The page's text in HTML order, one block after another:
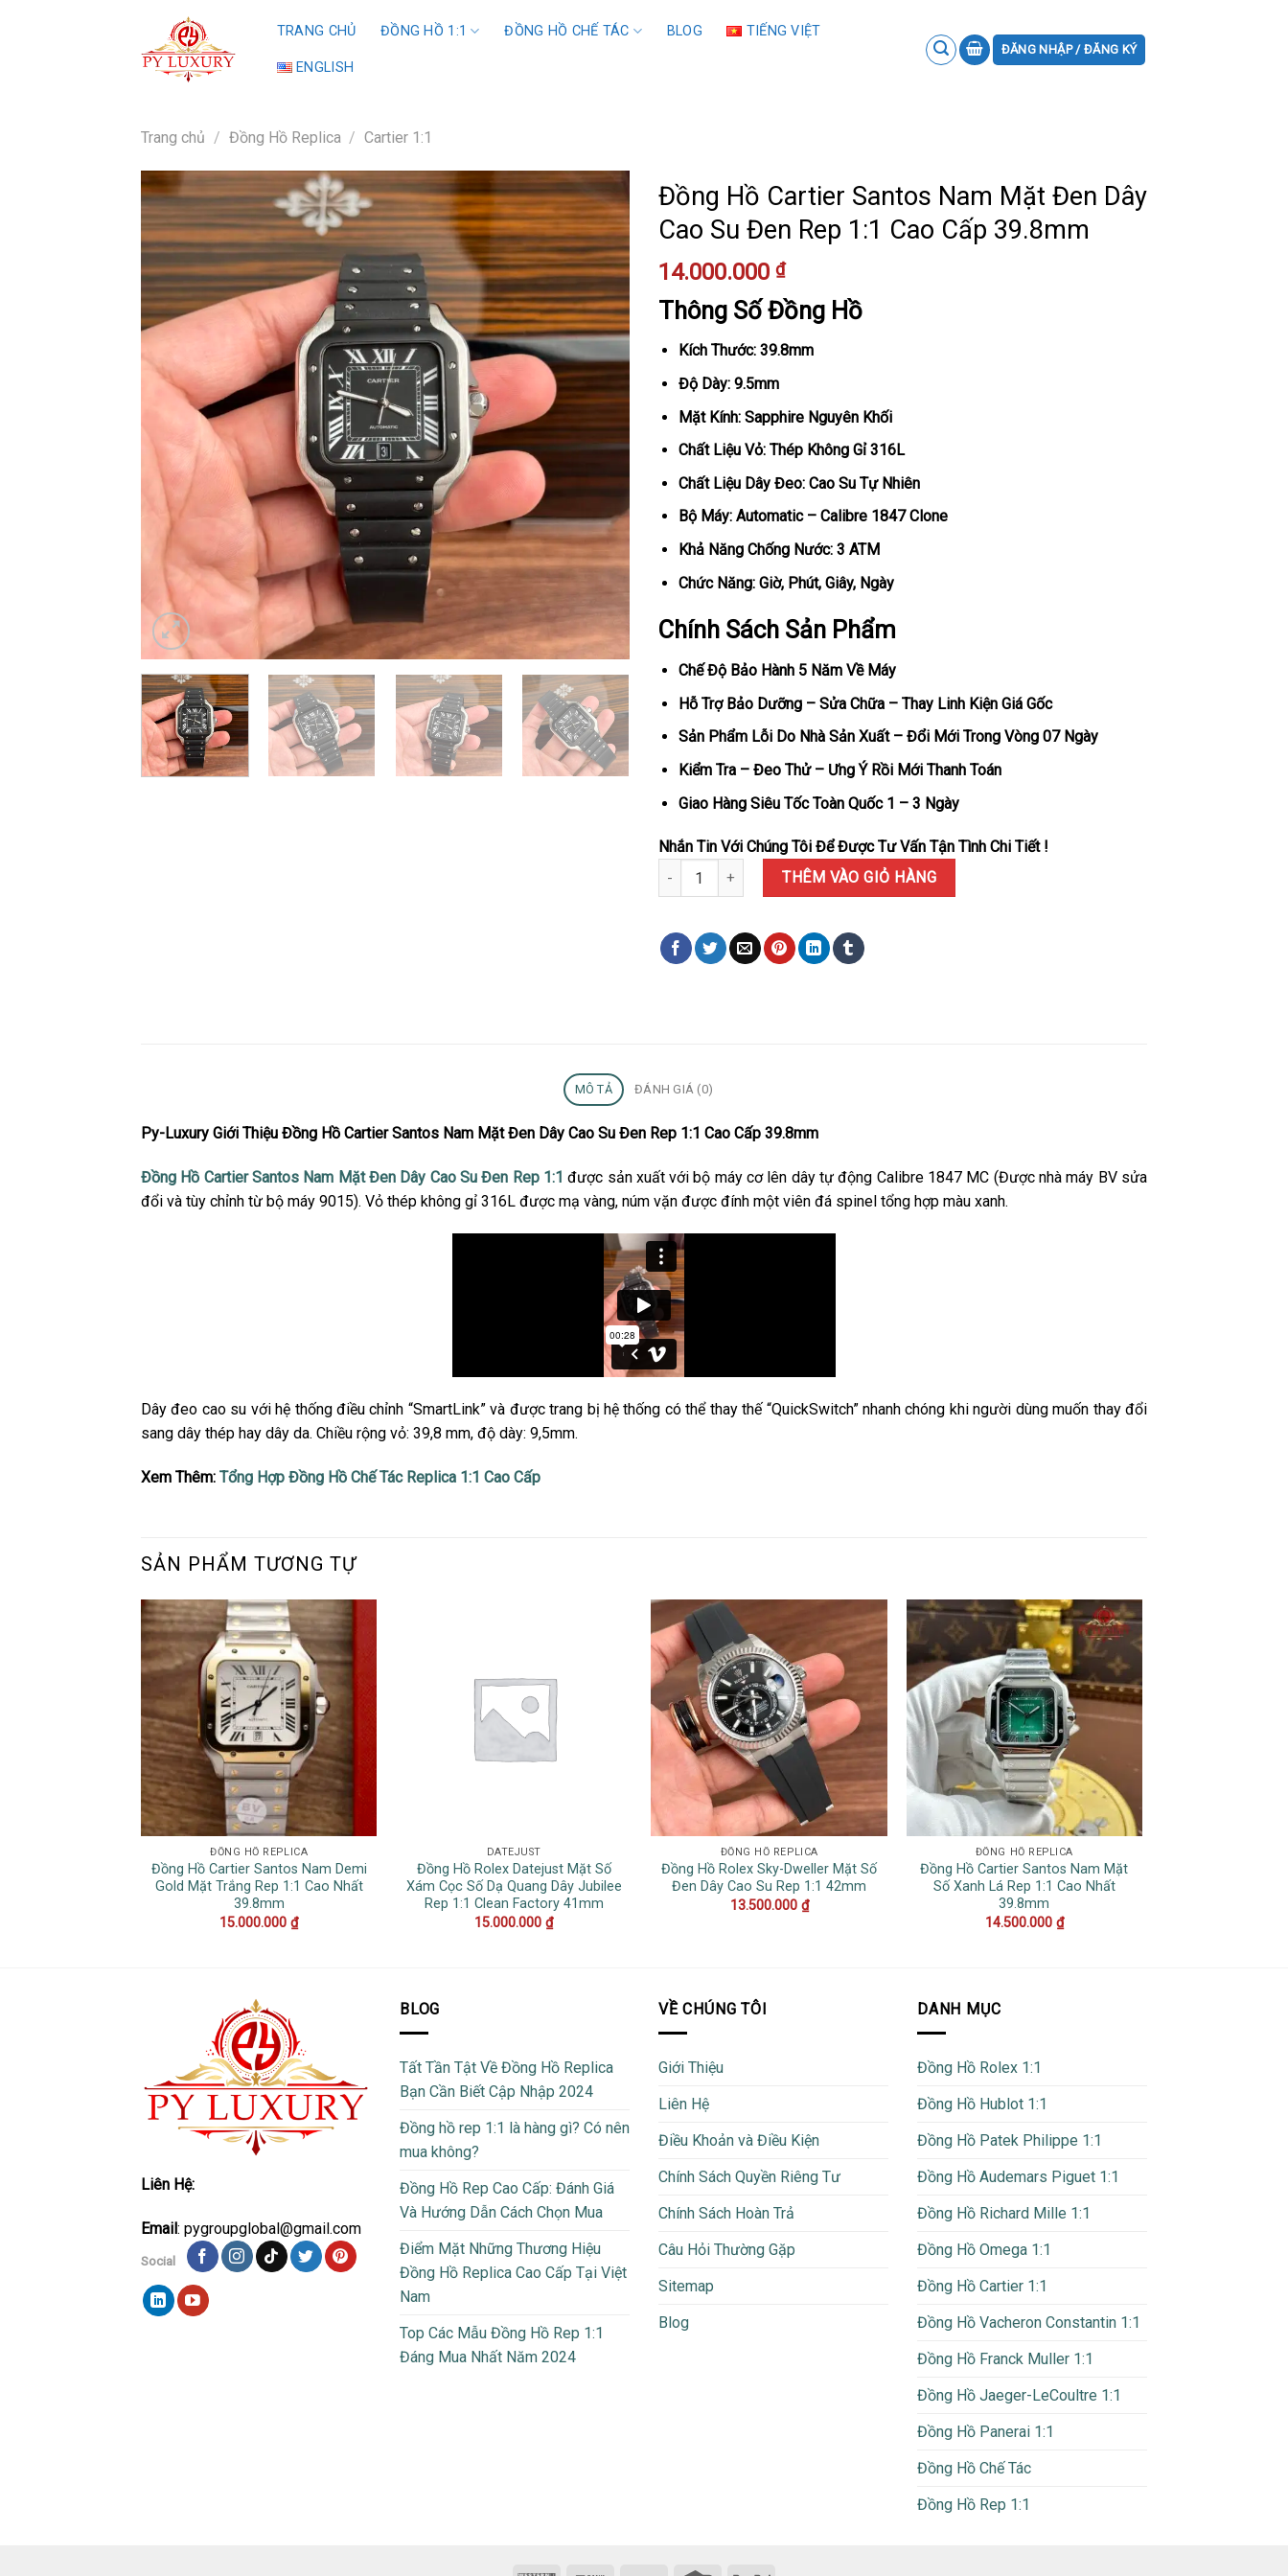
TRANG CHỦ ĐỒNG HỒ 1:1 ĐỒNG HỒ CHẾ TÁC BLOG TIẾNG VIỆT
ENGLISH
ĐĂNG NHẬP / ĐĂNG KÝ
Trang chủ / Đồng Hồ Replica / Cartier 1:1
Đồng Hồ Cartier Santos Nam Mặt Đen Dây
Cao Su Đen Rep 1:1 Cao Cấp 39.8mm
14.000.000 ₫
Thông Số Đồng Hồ
Kích Thước: 39.8mm
Độ Dày: 9.5mm
Mặt Kính: Sapphire Nguyên Khối
Chất Liệu Vỏ: Thép Không Gỉ 316L
Chất Liệu Dây Đeo: Cao Su Tự Nhiên
Bộ Máy: Automatic – Calibre 1847 Clone
Khả Năng Chống Nước: 3 ATM
Chức Năng: Giờ, Phút, Giây, Ngày
Chính Sách Sản Phẩm
Chế Độ Bảo Hành 5 Năm Về Máy
Hỗ Trợ Bảo Dưỡng – Sửa Chữa – Thay Linh Kiện Giá Gốc
Sản Phẩm Lỗi Do Nhà Sản Xuất – Đổi Mới Trong Vòng 07 Ngày
Kiểm Tra – Đeo Thử – Ưng Ý Rồi Mới Thanh Toán
Giao Hàng Siêu Tốc Toàn Quốc 1 – 3 Ngày
Nhắn Tin Với Chúng Tôi Để Được Tư Vấn Tận Tình Chi Tiết !
Đồng Hồ Cartier Santos Nam Mặt Đen Dây Cao Su Đen Rep 1:1 Cao Cấp 39.8mm số lượng
THÊM VÀO GIỎ HÀNG
MÔ TẢ ĐÁNH GIÁ (0)
Py-Luxury Giới Thiệu Đồng Hồ Cartier Santos Nam Mặt Đen Dây Cao Su Đen Rep 1:1 Cao Cấp 39.8mm
Đồng Hồ Cartier Santos Nam Mặt Đen Dây Cao Su Đen Rep 1:1 được sản xuất với bộ máy cơ lên dây tự động Calibre 1847 MC (Được nhà máy BV sửa
đổi và tùy chỉnh từ bộ máy 9015). Vỏ thép không gỉ 316L được mạ vàng, núm vặn được đính một viên đá spinel tổng hợp màu xanh.
Dây đeo cao su với hệ thống điều chỉnh “SmartLink” và được trang bị hệ thống có thể thay thế “QuickSwitch” nhanh chóng khi người dùng muốn thay đổi
sang dây thép hay dây da. Chiều rộng vỏ: 39,8 mm, độ dày: 9,5mm.
Xem Thêm: Tổng Hợp Đồng Hồ Chế Tác Replica 1:1 Cao Cấp
SẢN PHẨM TƯƠNG TỰ
ĐỒNG HỒ REPLICA
Đồng Hồ Cartier Santos Nam Demi
Gold Mặt Trắng Rep 1:1 Cao Nhất
39.8mm
15.000.000₫
DATEJUST
Đồng Hồ Rolex Datejust Mặt Số
Xám Cọc Số Dạ Quang Dây Jubilee
Rep 1:1 Clean Factory 41mm
15.000.000₫
ĐỒNG HỒ REPLICA
Đồng Hồ Rolex Sky-Dweller Mặt Số
Đen Dây Cao Su Rep 1:1 42mm
13.500.000 ₫
ĐỒNG HỒ REPLICA
Đồng Hồ Cartier Santos Nam Mặt
Số Xanh Lá Rep 1:1 Cao Nhất
39.8mm
14.500.000 ₫
Liên Hệ:
Email: pygroupglobal@gmail.com
Social
BLOG
Tất Tần Tật Về Đồng Hồ Replica
Bạn Cần Biết Cập Nhập 2024
Đồng hồ rep 1:1 là hàng gì? Có nên
mua không?
Đồng Hồ Rep Cao Cấp: Đánh Giá
Và Hướng Dẫn Cách Chọn Mua
Điểm Mặt Những Thương Hiệu
Đồng Hồ Replica Cao Cấp Tại Việt
Nam
Top Các Mẫu Đồng Hồ Rep 1:1
Đáng Mua Nhất Năm 2024
VỀ CHÚNG TÔI
Giới Thiệu
Liên Hệ
Điều Khoản và Điều Kiện
Chính Sách Quyền Riêng Tư
Chính Sách Hoàn Trả
Câu Hỏi Thường Gặp
Sitemap
Blog
DANH MỤC
Đồng Hồ Rolex 1:1
Đồng Hồ Hublot 1:1
Đồng Hồ Patek Philippe 1:1
Đồng Hồ Audemars Piguet 1:1
Đồng Hồ Richard Mille 1:1
Đồng Hồ Omega 1:1
Đồng Hồ Cartier 1:1
Đồng Hồ Vacheron Constantin 1:1
Đồng Hồ Franck Muller 1:1
Đồng Hồ Jaeger-LeCoultre 1:1
Đồng Hồ Panerai 1:1
Đồng Hồ Chế Tác
Đồng Hồ Rep 1:1